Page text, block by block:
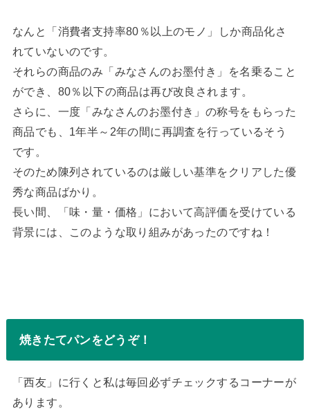
なんと「消費者支持率80％以上のモノ」しか商品化さ
れていないのです。
それらの商品のみ「みなさんのお墨付き」を名乗ること
ができ、80％以下の商品は再び改良されます。
さらに、一度「みなさんのお墨付き」の称号をもらった
商品でも、1年半～2年の間に再調査を行っているそう
です。
そのため陳列されているのは厳しい基準をクリアした優
秀な商品ばかり。
長い間、「味・量・価格」において高評価を受けている
背景には、このような取り組みがあったのですね！
焼きたてパンをどうぞ！
「西友」に行くと私は毎回必ずチェックするコーナーが
あります。